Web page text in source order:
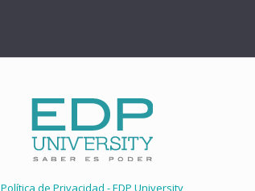
Política de Privacidad - EDP University